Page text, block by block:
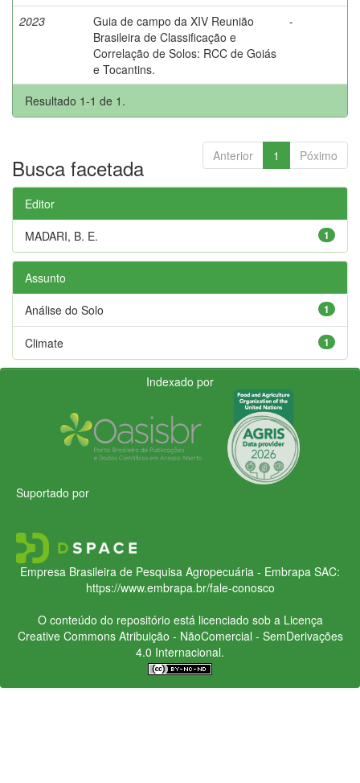
2023
Guia de campo da XIV Reunião
Brasileira de Classificação e
Correlação de Solos: RCC de Goiás
e Tocantins.
-
Resultado 1-1 de 1.
Anterior 1 Póximo
Busca facetada
Editor
1
MADARI, B. E.
Assunto
1
Análise do Solo
1
Climate
Indexado por
Suportado por
Empresa Brasileira de Pesquisa Agropecuária - Embrapa SAC:
https://www.embrapa.br/fale-conosco
O conteúdo do repositório está licenciado sob a Licença
Creative CommonsAtribuição - NãoComercial - SemDerivações
4.0 Internacional.